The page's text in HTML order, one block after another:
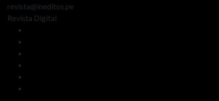
revista@ineditos.pe
Revista Digital